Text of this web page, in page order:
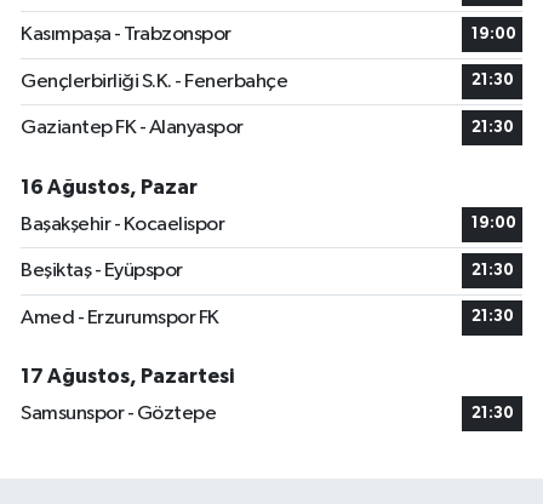
Kasımpaşa - Trabzonspor 19:00
Gençlerbirliği S.K. - Fenerbahçe 21:30
Gaziantep FK - Alanyaspor 21:30
16 Ağustos, Pazar
Başakşehir - Kocaelispor
19:00
Beşiktaş - Eyüpspor 21:30
Amed - Erzurumspor FK 21:30
17 Ağustos, Pazartesi
Samsunspor - Göztepe
21:30